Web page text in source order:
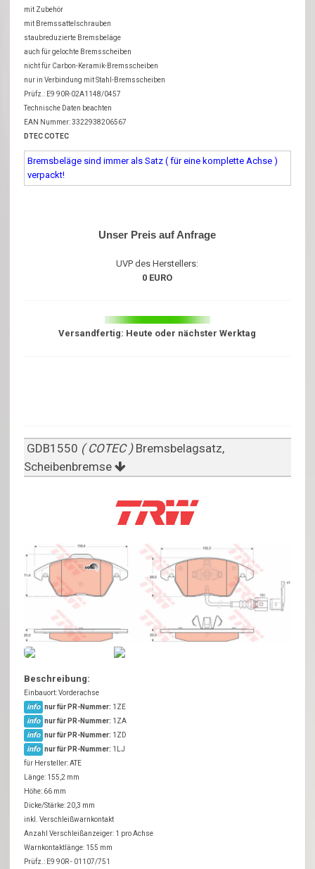
mit Zubehör
mit Bremssattelschrauben
staubreduzierte Bremsbeläge
auch für gelochte Bremsscheiben
nicht für Carbon-Keramik-Bremsscheiben
nur in Verbindung mit Stahl-Bremsscheiben
Prüfz.: E9 90R-02A1148/0457
Technische Daten beachten
EAN Nummer: 3322938206567
DTEC COTEC
Bremsbeläge sind immer als Satz ( für eine komplette Achse )
verpackt!
Unser Preis auf Anfrage
UVP des Herstellers:
0 EURO
Versandfertig: Heute oder nächster Werktag
GDB1550 ( COTEC ) Bremsbelagsatz,
Scheibenbremse
Beschreibung:
Einbauort: Vorderachse
info nur für PR-Nummer: 1ZE
info nur für PR-Nummer: 1ZA
info nur für PR-Nummer: 1ZD
info nur für PR-Nummer: 1LJ
für Hersteller: ATE
Länge: 155,2 mm
Höhe: 66 mm
Dicke/Stärke: 20,3 mm
inkl. Verschleißwarnkontakt
Anzahl Verschleißanzeiger: 1 pro Achse
Warnkontaktlänge: 155 mm
Prüfz.: E9 90R - 01107/751